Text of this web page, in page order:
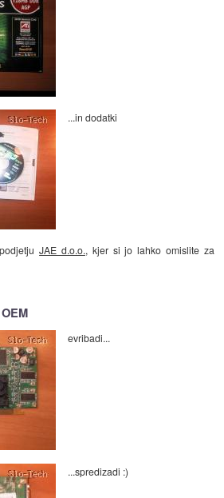
...in dodatki
JAE d.o.o., kjer si jo lahko omislite za
evribadi...
...spredizadi :)